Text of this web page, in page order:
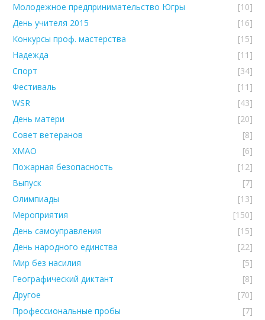
Молодежное предпринимательство Югры
[10]
День учителя 2015
[16]
Конкурсы проф. мастерства
[15]
Надежда
[11]
Спорт
[34]
Фестиваль
[11]
WSR
[43]
День матери
[20]
Совет ветеранов
[8]
ХМАО
[6]
Пожарная безопасность
[12]
Выпуск
[7]
Олимпиады
[13]
Мероприятия
[150]
День самоуправления
[15]
День народного единства
[22]
Мир без насилия
[5]
Географический диктант
[8]
Другое
[70]
Профессиональные пробы
[7]